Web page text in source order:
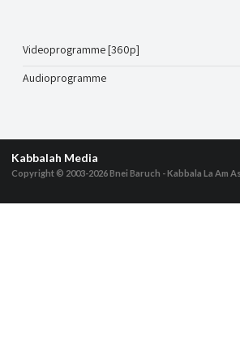
Videoprogramme [360p]
Audioprogramme
Kabbalah Media
Copyright © 2003-2026Bnei Baruch - Kabbala La Am